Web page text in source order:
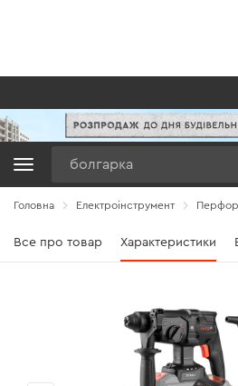
Головна Електроінструмент
Все про товар Характеристики